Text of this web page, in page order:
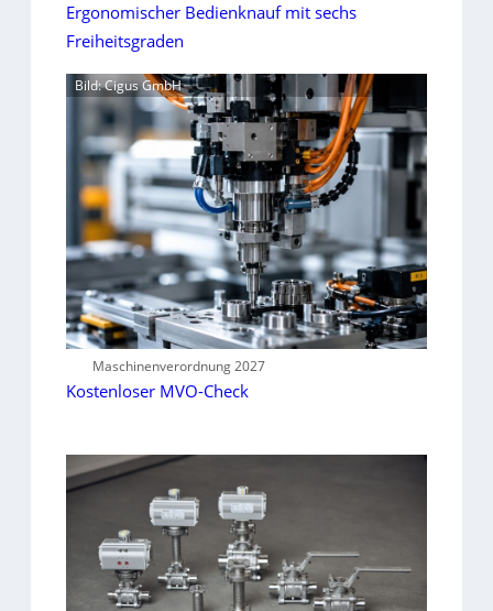
Ergonomischer Bedienknauf mit sechs
Freiheitsgraden
Bild: Cigus GmbH
Maschinenverordnung 2027
Kostenloser MVO-Check